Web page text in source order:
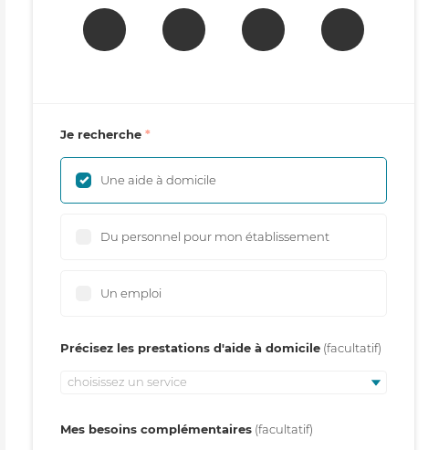
Je recherche
Une aide à domicile
Du personnel pour mon établissement
Un emploi
Précisez les prestations d'aide à domicile
choisissez un service
Mes besoins complémentaires